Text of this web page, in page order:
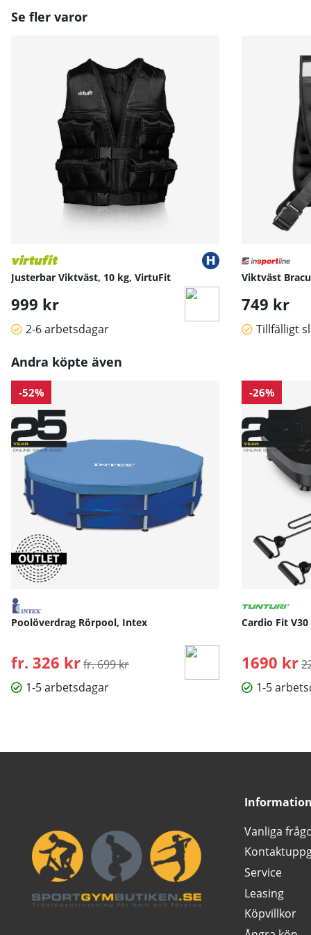
– Löpning med extra belastning
Den är även ett effektivt redskap för idrottare som
Förvaring och skötsel:
Förvara västen torrt och skyddad från direkt solljus.
Torka av med fuktig trasa vid behov och låt lufttorka
Se fler varor
Justerbar Viktväst, 10 kg, VirtuFit
999 kr
2-6 arbetsdagar
Viktväst
749 kr
Tillfälligt
Andra köpte även
-52%
Poolöverdrag Rörpool, Intex
fr. 326 krOrdinarie pris:
fr. 699 kr
1-5 arbetsdagar
-26%
Cardio Fit
1690 kr
1-5
Information
Vanliga
Service
Leasing
Köpvillkor